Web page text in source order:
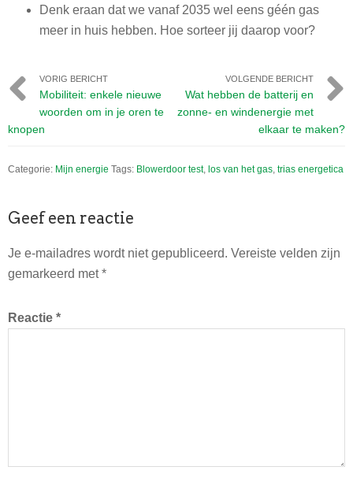
Denk eraan dat we vanaf 2035 wel eens géén gas
meer in huis hebben. Hoe sorteer jij daarop voor?
VORIG BERICHT
Mobiliteit: enkele nieuwe
woorden om in je oren te
knopen
VOLGENDE BERICHT
Wat hebben de batterij en
zonne- en windenergie met
elkaar te maken?
Categorie: Mijn energie Tags: Blowerdoor test, los van het gas trias energetica
Lees
Interacties
Geef een reactie
Je e-mailadres wordt niet gepubliceerd. Vereiste velden zijn
gemarkeerd met*
Reactie *